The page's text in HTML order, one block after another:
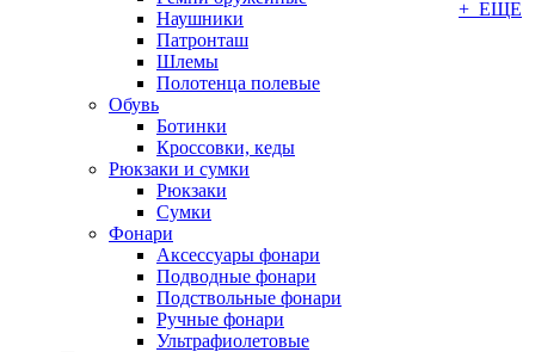
Наушники
Патронташ
Шлемы
Полотенца полевые
Обувь
Ботинки
Кроссовки, кеды
Рюкзаки и сумки
Рюкзаки
Сумки
Фонари
Аксессуары фонари
Подводные фонари
Подствольные фонари
Ручные фонари
Ультрафиолетовые
+ ЕЩЕ